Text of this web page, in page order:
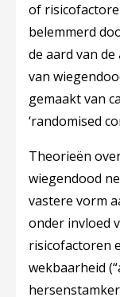
of
belemmerd
de aard van
van
gemaakt van
‘randomised
Theorieën
wiegendood
vastere vorm
onder invloed
risicofactoren
wekbaarheid